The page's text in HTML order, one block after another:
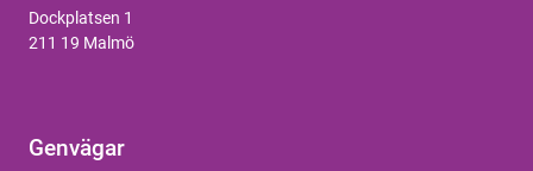
Dockplatsen 1
211 19 Malmö
Genvägar